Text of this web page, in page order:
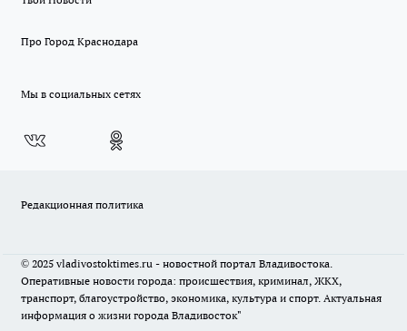
Про Город Краснодара
Мы в социальных сетях
Редакционная политика
© 2025 vladivostoktimes.ru - новостной портал Владивостока.
Оперативные новости города: происшествия, криминал, ЖКХ,
транспорт, благоустройство, экономика, культура и спорт. Актуальная
информация о жизни города Владивосток"